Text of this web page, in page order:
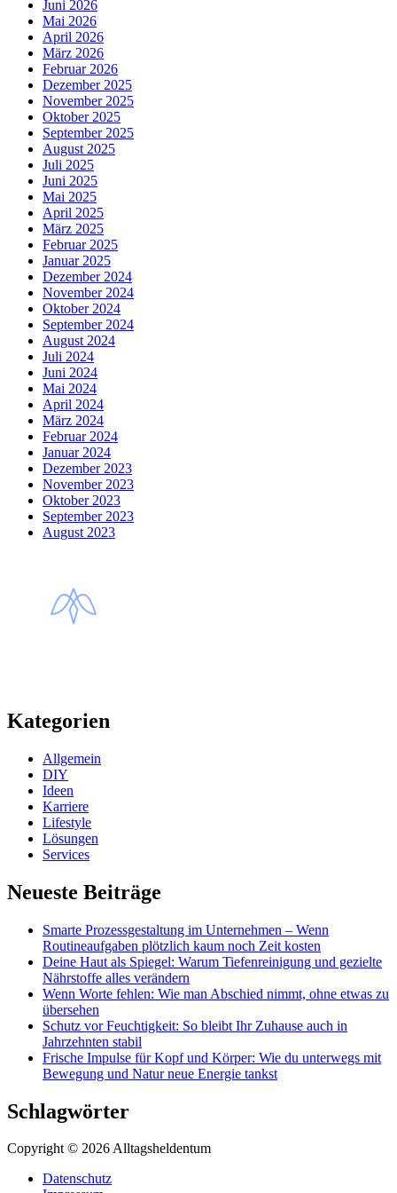
Juni 2026
Mai 2026
April 2026
März 2026
Februar 2026
Dezember 2025
November 2025
Oktober 2025
September 2025
August 2025
Juli 2025
Juni 2025
Mai 2025
April 2025
März 2025
Februar 2025
Januar 2025
Dezember 2024
November 2024
Oktober 2024
September 2024
August 2024
Juli 2024
Juni 2024
Mai 2024
April 2024
März 2024
Februar 2024
Januar 2024
Dezember 2023
November 2023
Oktober 2023
September 2023
August 2023
Kategorien
Allgemein
DIY
Ideen
Karriere
Lifestyle
Lösungen
Services
Neueste Beiträge
Smarte Prozessgestaltung im Unternehmen – Wenn
Routineaufgaben plötzlich kaum noch Zeit kosten
Deine Haut als Spiegel: Warum Tiefenreinigung und gezielte
Nährstoffe alles verändern
Wenn Worte fehlen: Wie man Abschied nimmt, ohne etwas zu
übersehen
Schutz vor Feuchtigkeit: So bleibt Ihr Zuhause auch in
Jahrzehnten stabil
Frische Impulse für Kopf und Körper: Wie du unterwegs mit
Bewegung und Natur neue Energie tankst
Schlagwörter
Copyright © 2026 Alltagsheldentum
Datenschutz